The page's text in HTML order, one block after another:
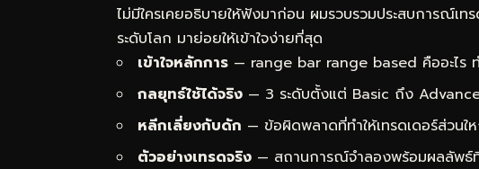
ไม่มีใครเคยอธิบายให้ฟังมาก่อน ผมรวบรวมประสบการณ์เ
ระดับโลก มาย่อยให้เข้าใจง่ายที่สุด
เข้าใจหลักการ — range bar range based คืออะไร
กลยุทธ์ใช้ได้จริง — 3 ระดับตั้งแต่ Basic ถึง
หลีกเลี่ยงกับดัก — ข้อผิดพลาดที่ทำให้เทรดเดอร์ส่วน
ตัวอย่างเทรดจริง — สถานการณ์จำลองพร้อมผลลัพธ์